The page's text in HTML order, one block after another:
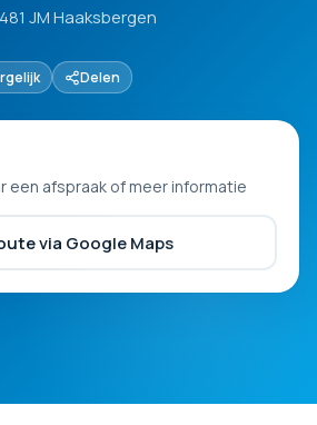
JM Haaksbergen
Delen
een afspraak of meer informatie
via Google Maps